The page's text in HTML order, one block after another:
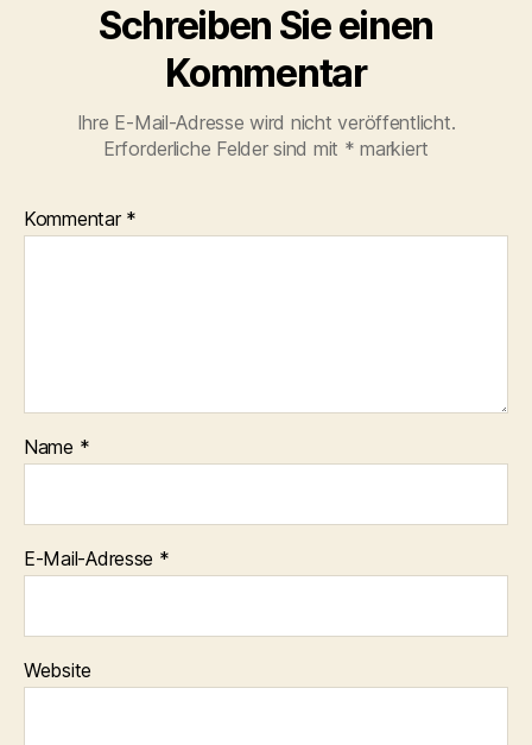
Schreiben Sie einen
Kommentar
Ihre E-Mail-Adresse wird nicht veröffentlicht.
Erforderliche Felder sind mit * markiert
Kommentar *
Name *
E-Mail-Adresse *
Website